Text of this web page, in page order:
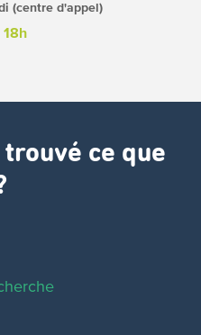
(centre d'appel)
18h
ce que